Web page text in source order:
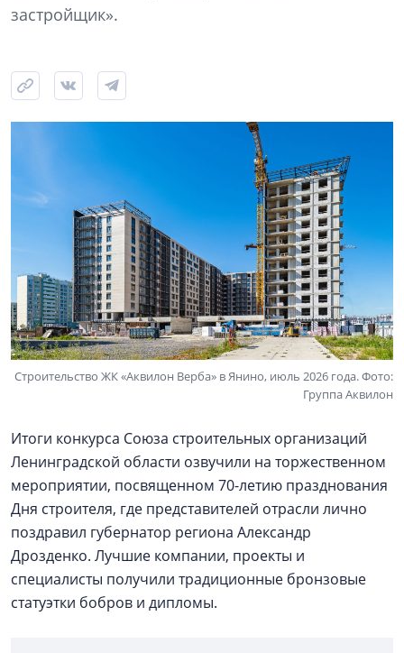
застройщик».
Строительство ЖК «Аквилон Верба» в Янино, июль 2026 года. Фото:
Группа Аквилон
Итоги конкурса Союза строительных организаций
Ленинградской области озвучили на торжественном
мероприятии, посвященном 70-летию празднования
Дня строителя, где представителей отрасли лично
поздравил губернатор региона Александр
Дрозденко. Лучшие компании, проекты и
специалисты получили традиционные бронзовые
статуэтки бобров и дипломы.